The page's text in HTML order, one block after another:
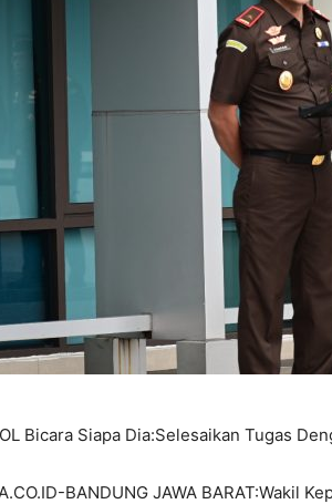
Bicara Siapa Dia:Selesaikan Tugas
BANDUNG JAWA BARAT:Wakil